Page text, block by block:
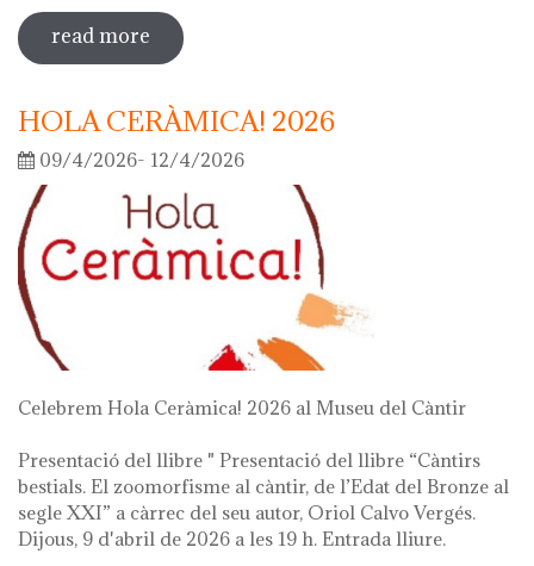
read more sobre night of the museums 2026
HOLA CERÀMICA! 2026
09/4/2026- 12/4/2026
Celebrem Hola Ceràmica! 2026 al Museu del Càntir
Presentació del llibre " Presentació del llibre “Càntirs
bestials. El zoomorfisme al càntir, de l’Edat del Bronze al
segle XXI” a càrrec del seu autor, Oriol Calvo Vergés.
Dijous, 9 d'abril de 2026 a les 19 h. Entrada lliure.